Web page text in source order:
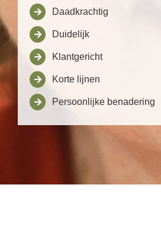
Daadkrachtig
Duidelijk
Klantgericht
Korte lijnen
Persoonlijke benadering